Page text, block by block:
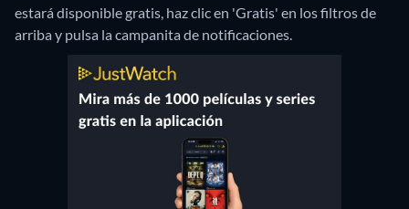
estará disponible gratis, haz clic en 'Gratis' en los filtros de
arriba y pulsa la campanita de notificaciones.